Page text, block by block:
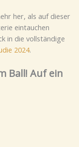
her, als auf dieser
eintauchen
in die vollständige
2024.
Ball! Auf ein